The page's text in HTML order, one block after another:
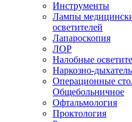
Инструменты
Лампы
осветителей
Лапароскопия
ЛОР
Налобные
Наркозно-
Операционные
Общебольничное
Офтальмология
Проктология